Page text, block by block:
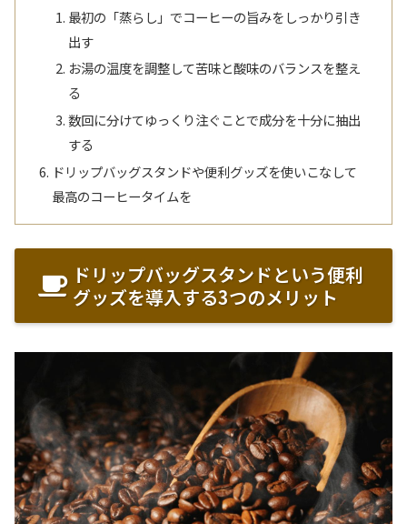
最初の「蒸らし」でコーヒーの旨みをしっかり引き
出す
お湯の温度を調整して苦味と酸味のバランスを整え
る
数回に分けてゆっくり注ぐことで成分を十分に抽出
する
ドリップバッグスタンドや便利グッズを使いこなして
最高のコーヒータイムを
ドリップバッグスタンドという便利
グッズを導入する3つのメリット